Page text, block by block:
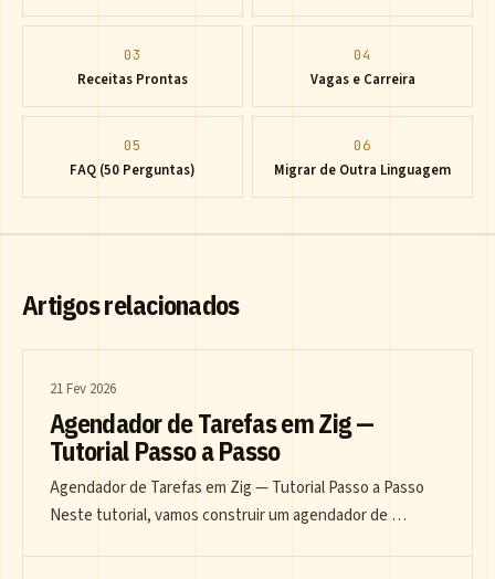
03
Receitas Prontas
04
Vagas e Carreira
05
FAQ (50 Perguntas)
06
Migrar de Outra Linguagem
Artigos relacionados
21 Fev 2026
Agendador de Tarefas em Zig —
Tutorial Passo a Passo
Agendador de Tarefas em Zig — Tutorial Passo a Passo
Neste tutorial, vamos construir um agendador de …